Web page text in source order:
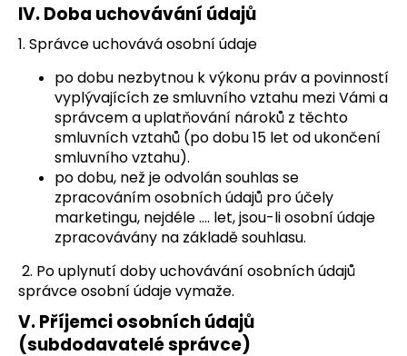
IV.Doba uchovávání údajů
1. Správce uchovává osobní údaje
po dobu nezbytnou k výkonu práv a povinností
vyplývajících ze smluvního vztahu mezi Vámi a
správcem a uplatňování nároků z těchto
smluvních vztahů (po dobu 15 let od ukončení
smluvního vztahu).
po dobu, než je odvolán souhlas se
zpracováním osobních údajů pro účely
marketingu, nejdéle …. let, jsou-li osobní údaje
zpracovávány na základě souhlasu.
2. Po uplynutí doby uchovávání osobních údajů
správce osobní údaje vymaže.
V.Příjemci osobních údajů
(subdodavatelé správce)